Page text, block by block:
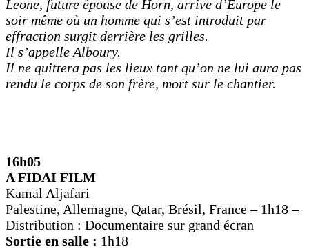
Leone, future épouse de Horn, arrive d’Europe le
soir même où un homme qui s’est introduit par
effraction surgit derrière les grilles.
Il s’appelle Alboury.
Il ne quittera pas les lieux tant qu’on ne lui aura pas
rendu le corps de son frère, mort sur le chantier.
16h05
A FIDAI FILM
Kamal Aljafari
Palestine, Allemagne, Qatar, Brésil, France – 1h18 –
Distribution : Documentaire sur grand écran
Sortie en salle : 1h18